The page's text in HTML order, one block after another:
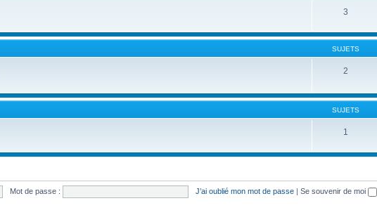
3
SUJETS
2
SUJETS
1
Mot de passe : J’ai oublié mon mot de passe | Se souvenir de moi